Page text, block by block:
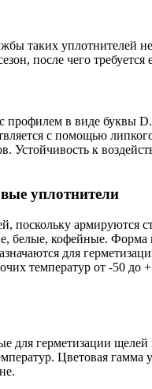
таких уплотнителей
после чего требуется
профилем в виде буквы
с помощью
Устойчивость к
уплотнители
поскольку армируются
белые, кофейные. Форма
для
температур от -50 до
для герметизации
Цветовая